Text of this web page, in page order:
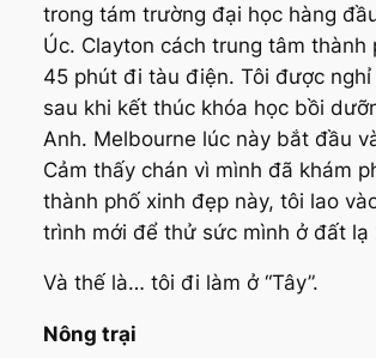
trong tám trường đại học hàng
Úc. Clayton cách trung tâm thành
45 phút đi tàu điện. Tôi được nghỉ
sau khi kết thúc khóa học bồi
Anh. Melbourne lúc này bắt đầu
Cảm thấy chán vì mình đã khám
thành phố xinh đẹp này, tôi lao
trình mới để thử sức mình ở đất lạ
Và thế là… tôi đi làm ở “Tây”.
Nông trại